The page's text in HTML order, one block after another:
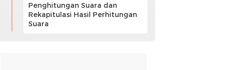
Penghitungan Suara dan
Rekapitulasi Hasil Perhitungan
Suara